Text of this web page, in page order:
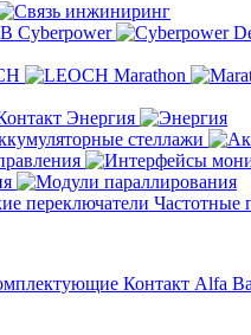
Cyberpower
Marathon
Энергия
стеллажи
Частотные
Контакт Alfa